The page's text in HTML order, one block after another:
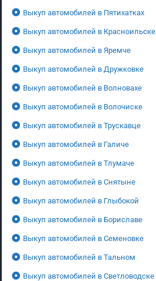
Выкуп автомобилей в Пятихатках
Выкуп автомобилей в Красноильске
Выкуп автомобилей в Яремче
Выкуп автомобилей в Дружковке
Выкуп автомобилей в Волновахе
Выкуп автомобилей в Волочиске
Выкуп автомобилей в Трускавце
Выкуп автомобилей в Галиче
Выкуп автомобилей в Тлумаче
Выкуп автомобилей в Снятыне
Выкуп автомобилей в Глыбокой
Выкуп автомобилей в Бориславе
Выкуп автомобилей в Семеновке
Выкуп автомобилей в Тальном
Выкуп автомобилей в Светловодске